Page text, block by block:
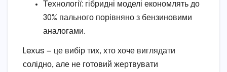
Технології: гібридні моделі економлять до
30% пального порівняно з бензиновими
аналогами.
Lexus — це вибір тих, хто хоче виглядати
солідно, але не готовий жертвувати